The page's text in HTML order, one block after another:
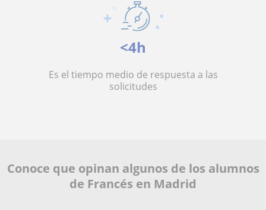
<4h
Es el tiempo medio de respuesta a las
solicitudes
Conoce que opinan algunos de los alumnos
de Francés en Madrid